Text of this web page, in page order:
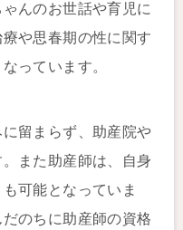
んのお世話や育児に
や思春期の性に関す
っています。
留まらず、助産院や
また助産師は、自身
可能となっていま
のちに助産師の資格